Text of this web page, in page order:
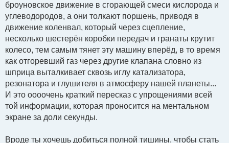
броуновское движение в сгорающей смеси кислорода и
углеводородов, а они толкают поршень, приводя в
движение коленвал, который через сцепление,
несколько шестерён коробки передач и гранаты крутит
колесо, тем самым тянет эту машину вперёд, в то время
как отгоревший газ через другие клапана словно из
шприца выталкивает сквозь иглу катализатора,
резонатора и глушителя в атмосферу нашей планеты...
И это оооочень краткий пересказ с упрощениями всей
той информации, которая проносится на ментальном
экране за доли секунды.
Вроде ты хочешь добиться полной тишины, чтобы стать